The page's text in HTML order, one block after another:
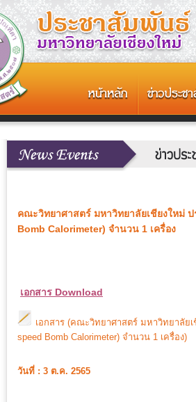
คณะวิทยาศาสตร์ มหาวิทยาลัยเชียงใหม่
Bomb Calorimeter) จำนวน 1 เครื่อง
เอกสาร Download
เอกสาร (คณะวิทยาศาสตร์ มหาวิทยาลัย
speed Bomb Calorimeter) จำนวน 1 เครื่อง)
วันที่ : 3 ต.ค. 2565